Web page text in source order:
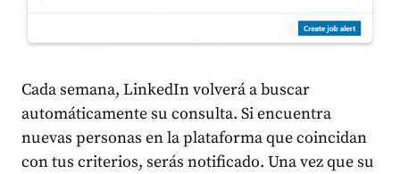
Cada semana, LinkedIn volverá a buscar
automáticamente su consulta. Si encuentra
nuevas personas en la plataforma que coincidan
con tus criterios, serás notificado. Una vez que su